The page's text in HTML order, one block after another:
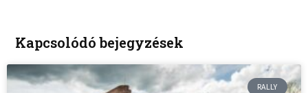
Kapcsolódó bejegyzések
RALLY